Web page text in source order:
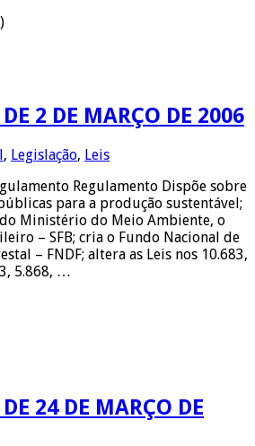
2 DE MARÇO DE 2006
, Legislação, Leis
Regulamento Dispõe sobre
para a produção sustentável;
Ministério do Meio Ambiente, o
– SFB; cria o Fundo Nacional de
– FNDF; altera as Leis nos 10.683,
5.868, …
24 DE MARÇO DE